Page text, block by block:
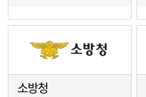
소방청